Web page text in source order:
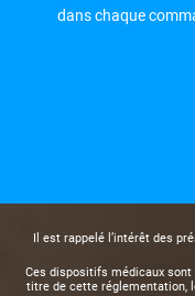
dans chaque
Il est rappelé l’intérêt des
Ces dispositifs médicaux
titre de cette réglementation,